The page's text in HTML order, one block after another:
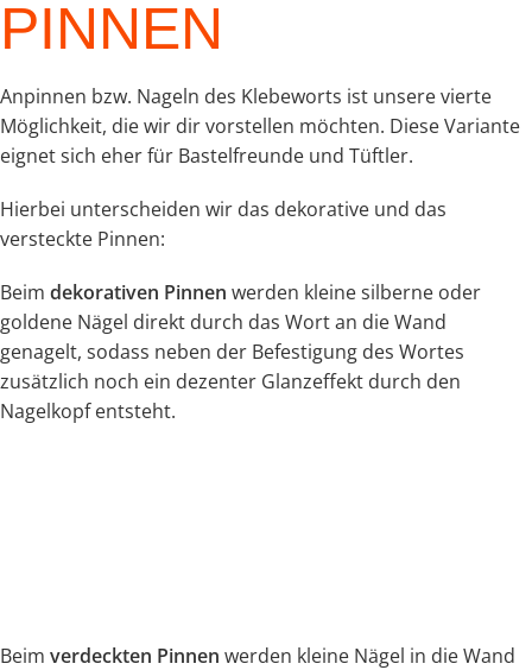
PINNEN
Anpinnen bzw. Nageln des Klebeworts ist unsere vierte
Möglichkeit, die wir dir vorstellen möchten. Diese Variante
eignet sich eher für Bastelfreunde und Tüftler.
Hierbei unterscheiden wir das dekorative und das
versteckte Pinnen:
Beim dekorativen Pinnen werden kleine silberne oder
goldene Nägel direkt durch das Wort an die Wand
genagelt, sodass neben der Befestigung des Wortes
zusätzlich noch ein dezenter Glanzeffekt durch den
Nagelkopf entsteht.
Beim verdeckten Pinnen werden kleine Nägel in die Wand